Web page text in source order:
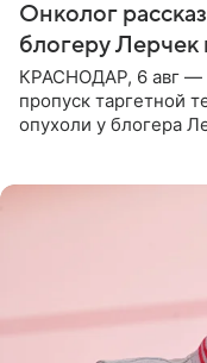
Онколог
блогеру Лерчек
КРАСНОДАР, 6 авг —
пропуск таргетной
опухоли у блогера